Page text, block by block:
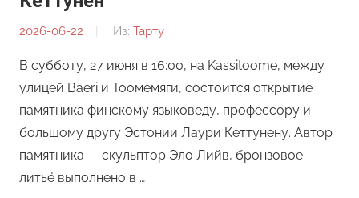
2026-06-22
От:
Из: Тарту
В субботу, 27 июня в 16:00, на Kassitoome, между
улицей Baeri и Тоомемяги, состоится открытие
памятника финскому языковеду, профессору и
большому другу Эстонии Лаури Кеттунену. Автор
памятника — скульптор Эло Лийв, бронзовое
литьё выполнено в …